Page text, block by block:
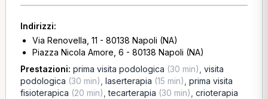
Indirizzi:
Via Renovella, 11 - 80138 Napoli (NA)
Piazza Nicola Amore, 6 - 80138 Napoli (NA)
Prestazioni: prima visita podologica (30 min) visita
podologica (30 min) laserterapia (15 min) prima visita
fisioterapica (20 min) ,tecarterapia (30 min) crioterapia